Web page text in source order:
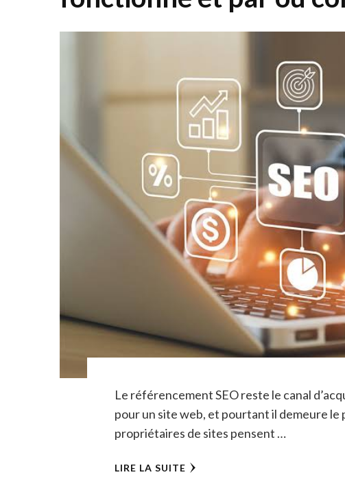
Le référencement SEO reste le canal
pour un site web, et pourtant il demeure le
propriétaires de sites pensent …
LIRE LA SUITE